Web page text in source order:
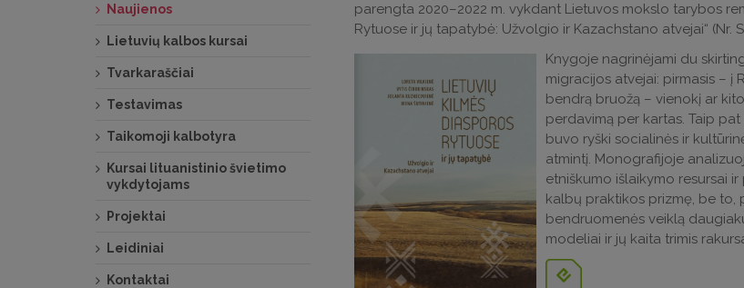
parengta 2020–2022 m. vykdant Lietuvos mokslo tarybos
Rytuose ir jų tapatybė: Užvolgio ir Kazachstano atvejai“ (Nr.
Knygoje nagrinėjami du
migracijos atvejai: pirmasis – į
bendrą bruožą – vienokį ar
perdavimą per kartas. Taip
buvo ryški socialinės ir
atmintį. Monografijoje
etniškumo išlaikymo resursai
kalbų praktikos prizmę, be to,
bendruomenės veiklą
modeliai ir jų kaita trimis
Naujienos
Lietuvių kalbos kursai
Tvarkaraščiai
Testavimas
Taikomoji kalbotyra
Kursai lituanistinio švietimo
vykdytojams
Projektai
Leidiniai
Kontaktai